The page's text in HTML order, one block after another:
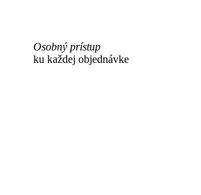
Osobný prístup
ku každej objednávke